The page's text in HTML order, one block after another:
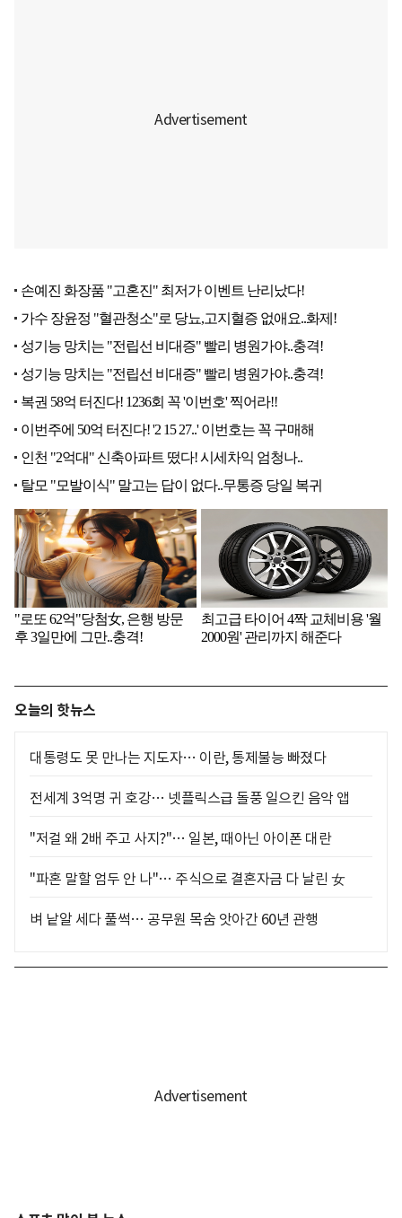
오늘의 핫뉴스
대통령도 못 만나는 지도자… 이란, 통제불능 빠졌다
전세계 3억명 귀 호강… 넷플릭스급 돌풍 일으킨 음악 앱
"저걸 왜 2배 주고 사지?"… 일본, 때아닌 아이폰 대란
"파혼 말할 엄두 안 나"… 주식으로 결혼자금 다 날린 女
벼 낱알 세다 풀썩… 공무원 목숨 앗아간 60년 관행